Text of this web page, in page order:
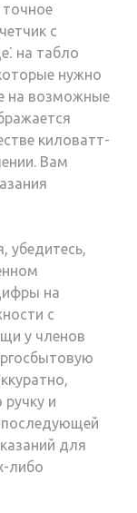
с
на табло
нужно
на возможные
киловатт-
Вам
убедитесь,
на
с
у членов
и
последующей
для
либо